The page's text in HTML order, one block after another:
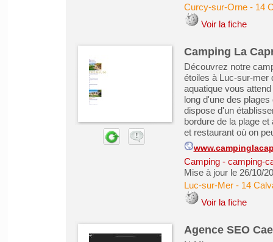
Curcy-sur-Orne- 14
Voir la fiche
Camping La
Découvrez notre
étoiles à Luc-sur-mer
aquatique vous
long d'une des
dispose d'un
bordure de la plage
et restaurant où on
Camping - camping-
Mise à jour le 26/10/
Luc-sur-Mer- 14
Voir la fiche
Agence SEO